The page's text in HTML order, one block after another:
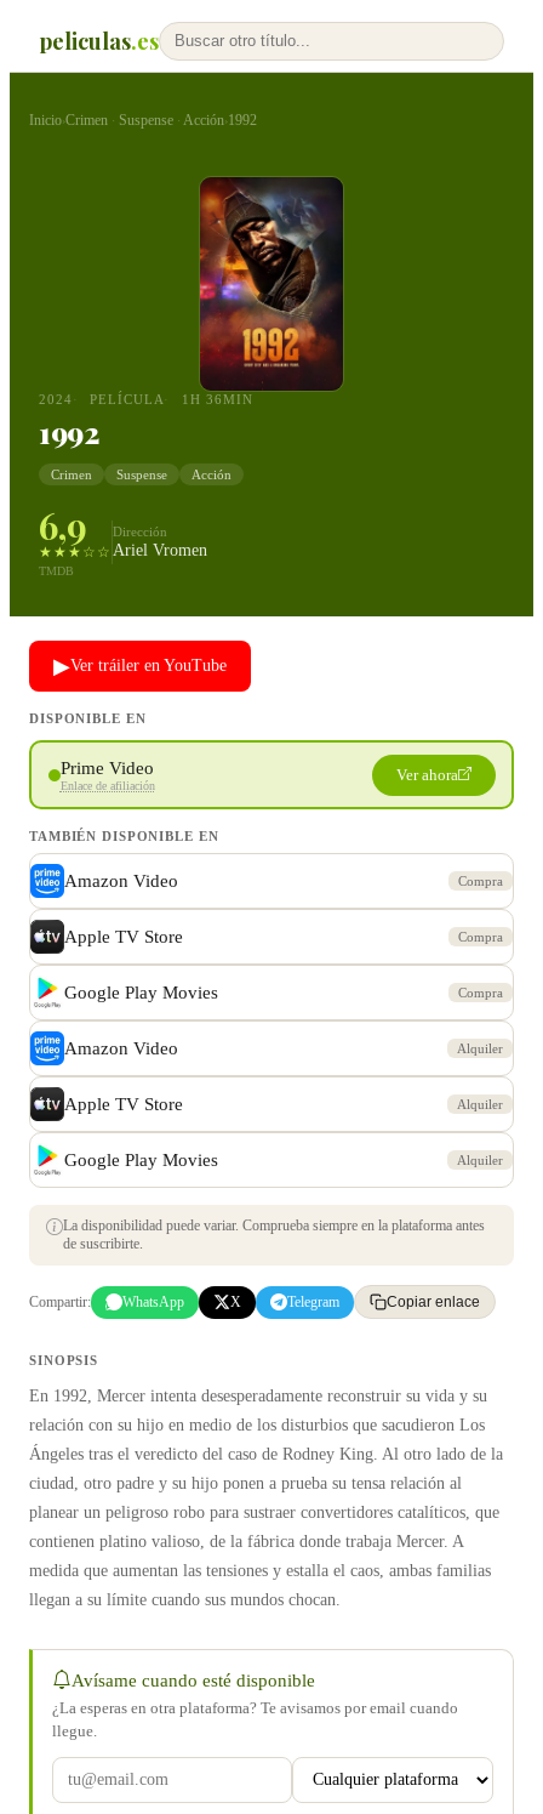
peliculas.es
Inicio›Crimen · Suspense · Acción›1992
2024 PELÍCULA 1H 36MIN
1992
Crimen Suspense Acción
6,9
★★★☆☆
TMDB
Dirección
Ariel Vromen
▶Ver tráiler en YouTube
DISPONIBLE EN
Prime Video
Enlace de afiliación
Ver ahora
TAMBIÉN DISPONIBLE EN
Amazon Video Compra
Apple TV Store Compra
Google Play Movies Compra
Amazon Video Alquiler
Apple TV Store Alquiler
Google Play Movies Alquiler
La disponibilidad puede variar. Comprueba siempre en la plataforma antes
de suscribirte.
Compartir: WhatsApp X Telegram Copiar enlace
SINOPSIS
En 1992, Mercer intenta desesperadamente reconstruir su vida y su
relación con su hijo en medio de los disturbios que sacudieron Los
Ángeles tras el veredicto del caso de Rodney King. Al otro lado de la
ciudad, otro padre y su hijo ponen a prueba su tensa relación al
planear un peligroso robo para sustraer convertidores catalíticos, que
contienen platino valioso, de la fábrica donde trabaja Mercer. A
medida que aumentan las tensiones y estalla el caos, ambas familias
llegan a su límite cuando sus mundos chocan.
Avísame cuando esté disponible
¿La esperas en otra plataforma? Te avisamos por email cuando
llegue.